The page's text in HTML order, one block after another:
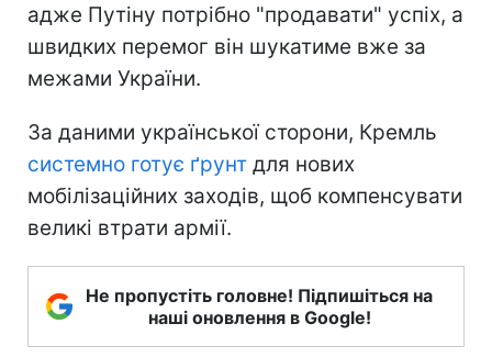
адже Путіну потрібно "продавати" успіх, а
швидких перемог він шукатиме вже за
межами України.
За даними української сторони, Кремль
системно готує ґрунт для нових
мобілізаційних заходів, щоб компенсувати
великі втрати армії.
Не пропустіть головне! Підпишіться на
наші оновлення в Google!